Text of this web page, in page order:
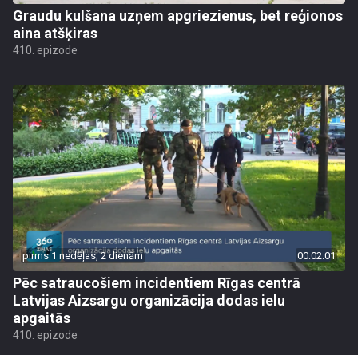
Graudu kulšana uzņem apgriezienus, bet reģionos
aina atšķiras
410. epizode
pirms 1 nedēļas, 2 dienām 00:02:01
Pēc satraucošiem incidentiem Rīgas centrā
Latvijas Aizsargu organizācija dodas ielu
apgaitās
410. epizode